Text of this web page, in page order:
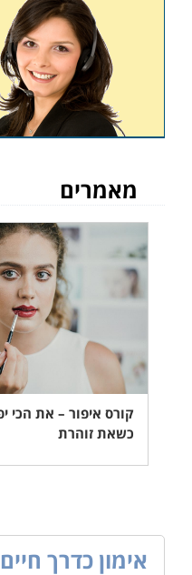
למי מתאימים הלימודים
לבעלי יכולת הקשבה
בתחומים שונים,
שמעונין לרכוש
מה לומדים
הכרת שלבי תהליך
יועברו טכניקות אימון
המתרחשים תוך כדי
הידע הנדרש כדי
והפיכתה של כל
קורס יועצים עסקיים
ליווי עסק קטן כגדול
למבנה העסק, מורכבותו
ראיון אישי.
מאמרים
קורס איפור – את הכי
כשאת זוהרת
אימון כדרך חיים